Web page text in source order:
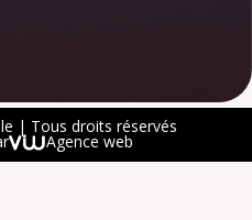
| Tous droits réservés
Agence web